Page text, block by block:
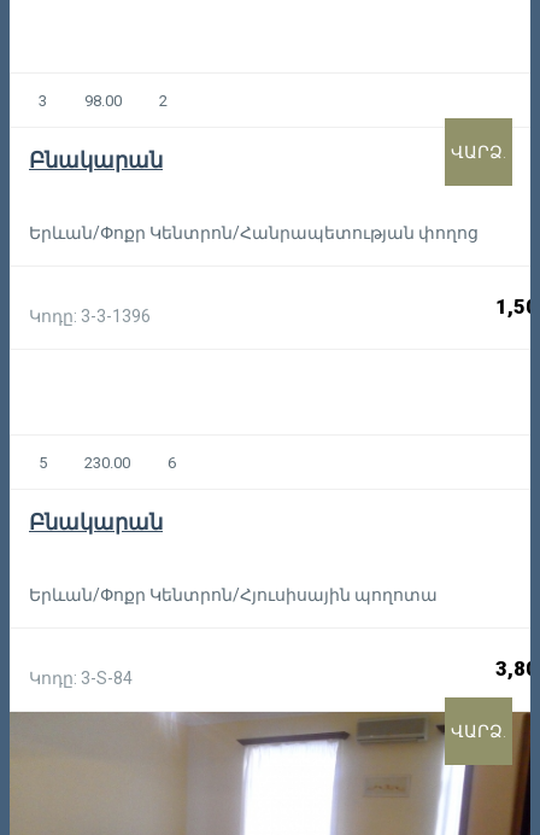
3 98.00 2
Բնակարան
Երևան/Փոքր Կենտրոն/Հանրապետության փողոց
Կոդը: 3-3-1396
ՎԱՐՁ.
5 230.00 6
Բնակարան
Երևան/Փոքր Կենտրոն/Հյուսիսային պողոտա
Կոդը: 3-S-84
ՎԱՐՁ.